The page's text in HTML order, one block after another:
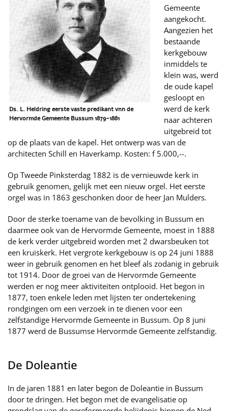
Ds. L. Heldring eerste vaste predikant vnn de
Hervormde Gemeente Bussum 1879-1881
Gemeente
aangekocht.
Aangezien het
bestaande
kerkgebouw
inmiddels te
klein was, werd
de oude kapel
gesloopt en
werd de kerk
naar achteren
uitgebreid tot
op de plaats van de kapel. Het ontwerp was van de
architecten Schill en Haverkamp. Kosten: f 5.000,--.
Op Tweede Pinksterdag 1882 is de vernieuwde kerk in
gebruik genomen, gelijk met een nieuw orgel. Het eerste
orgel was in 1863 geschonken door de heer Jan Mulders.
Door de sterke toename van de bevolking in Bussum en
daarmee ook van de Hervormde Gemeente, moest in 1888
de kerk verder uitgebreid worden met 2 dwarsbeuken tot
een kruiskerk. Het vergrote kerkgebouw is op 24 juni 1888
weer in gebruik genomen en het bleef als zodanig in gebruik
tot 1914. Door de groei van de Hervormde Gemeente
werden er nog meer aktiviteiten ontplooid. Het begon in
1877, toen enkele leden met lijsten ter ondertekening
rondgingen om een verzoek in te dienen voor een
zelfstandige Hervormde Gemeente in Bussum. Op 8 juni
1877 werd de Bussumse Hervormde Gemeente zelfstandig.
De Doleantie
In de jaren 1881 en later begon de Doleantie in Bussum
door te dringen. Het begon met de evangelisatie op